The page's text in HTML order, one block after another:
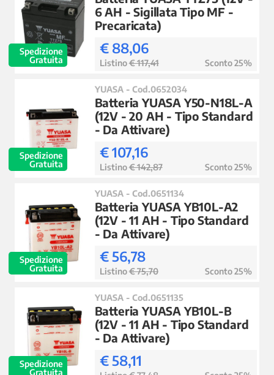
Spedizione
Gratuita
6 AH - Sigillata Tipo MF -
Precaricata)
€ 88,06
Listino€ 117,41 Sconto 25%
Spedizione
Gratuita
YUASA - Cod.0652034
Batteria YUASA Y50-N18L-A
(12V - 20 AH - Tipo Standard
- Da Attivare)
€ 107,16
Listino€ 142,87 Sconto 25%
Spedizione
Gratuita
YUASA - Cod.0651134
Batteria YUASA YB10L-A2
(12V - 11 AH - Tipo Standard
- Da Attivare)
€ 56,78
Listino€ 75,70 Sconto 25%
Spedizione
Gratuita
YUASA - Cod.0651135
Batteria YUASA YB10L-B
(12V - 11 AH - Tipo Standard
- Da Attivare)
€ 58,11